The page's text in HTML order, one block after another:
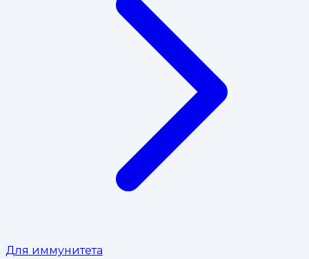
Для иммунитета